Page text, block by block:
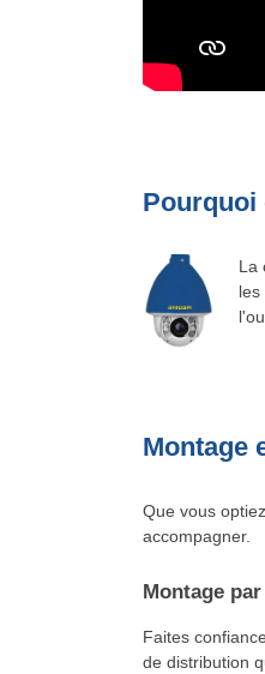
Pourquoi
La
les
Montage
Que vous
accompagner.
Montage
Faites
de distribution